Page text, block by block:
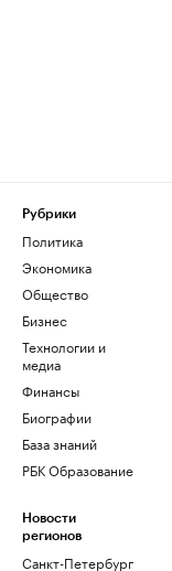
Рубрики
Политика
Экономика
Общество
Бизнес
Технологии и
медиа
Финансы
Биографии
База знаний
РБК Образование
Новости
регионов
Санкт-Петербург